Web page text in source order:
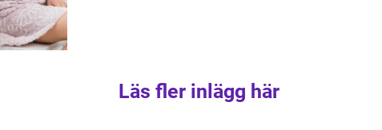
Läs fler inlägg här